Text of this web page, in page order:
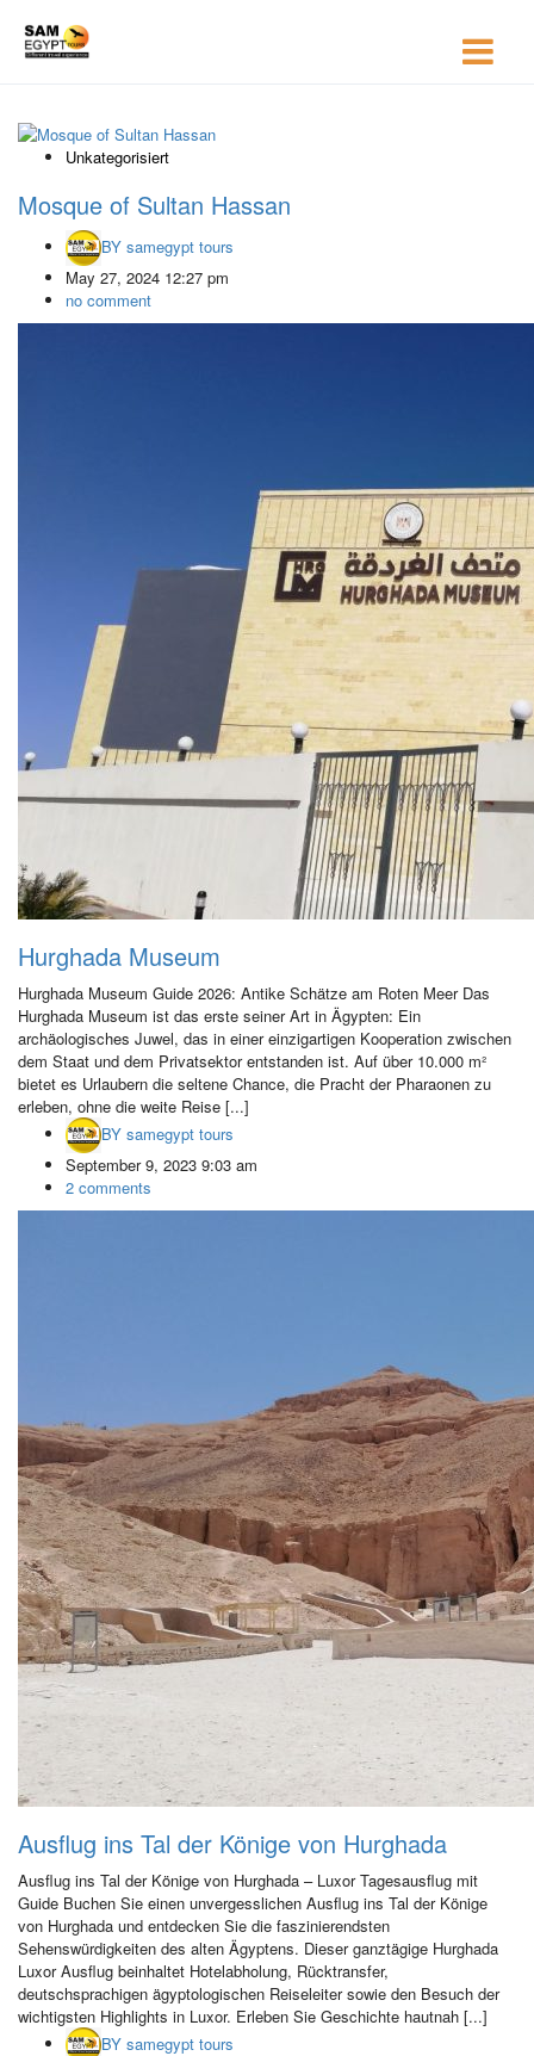
Unkategorisiert
Mosque of Sultan Hassan
BY samegypt tours
May 27, 2024 12:27 pm
no comment
Hurghada Museum
Hurghada Museum Guide 2026: Antike Schätze am Roten Meer Das
Hurghada Museum ist das erste seiner Art in Ägypten: Ein
archäologisches Juwel, das in einer einzigartigen Kooperation zwischen
dem Staat und dem Privatsektor entstanden ist. Auf über 10.000 m²
bietet es Urlaubern die seltene Chance, die Pracht der Pharaonen zu
erleben, ohne die weite Reise [...]
BY samegypt tours
September 9, 2023 9:03 am
2 comments
Ausflug ins Tal der Könige von Hurghada
Ausflug ins Tal der Könige von Hurghada – Luxor Tagesausflug mit
Guide Buchen Sie einen unvergesslichen Ausflug ins Tal der Könige
von Hurghada und entdecken Sie die faszinierendsten
Sehenswürdigkeiten des alten Ägyptens. Dieser ganztägige Hurghada
Luxor Ausflug beinhaltet Hotelabholung, Rücktransfer,
deutschsprachigen ägyptologischen Reiseleiter sowie den Besuch der
wichtigsten Highlights in Luxor. Erleben Sie Geschichte hautnah [...]
BY samegypt tours